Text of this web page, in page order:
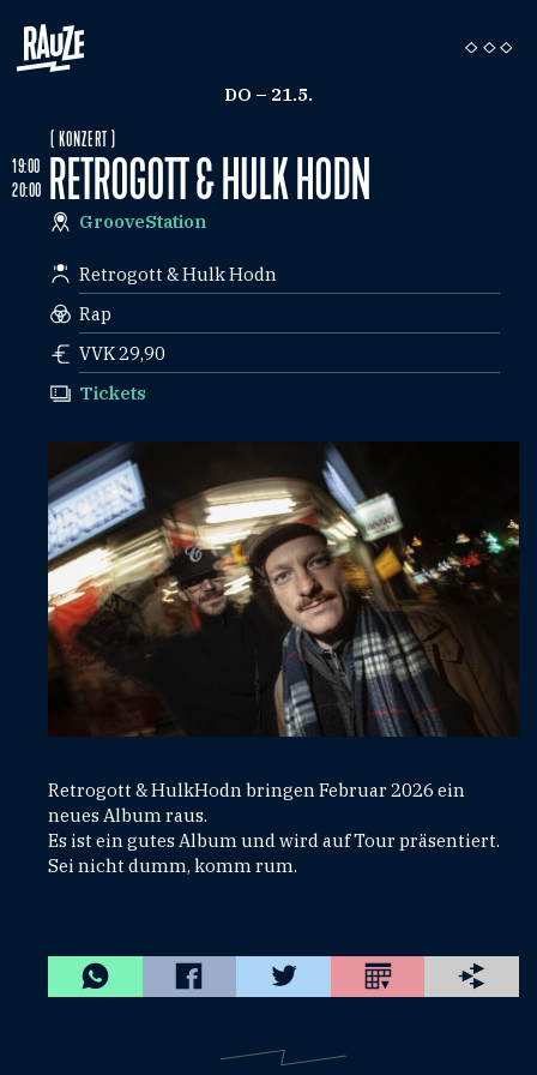
DO – 21.5.
19:00
20:00
( KONZERT )
RETROGOTT & HULK HODN
GrooveStation
Retrogott & Hulk Hodn
Rap
VVK 29,90
Tickets
Retrogott & HulkHodn bringen Februar 2026 ein
neues Album raus.
Es ist ein gutes Album und wird auf Tour präsentiert.
Sei nicht dumm, komm rum.